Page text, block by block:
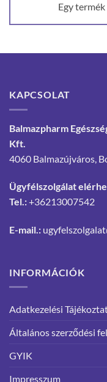
Egy
KAPCSOLAT
Balmazpharm
Kft.
4060 Balmazújváros,
Ügyfélszolgálat
Tel.:+36213007542
E-mail.:
INFORMÁCIÓK
Adatkezelési
Általános szerződési
GYIK
Impresszum